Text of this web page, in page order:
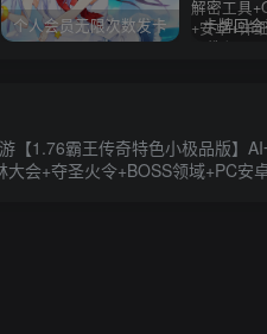
个人会员无限次数发卡
【1.76霸王传奇特色小极品版】
大会+夺圣火令+BOSS领域+PC安